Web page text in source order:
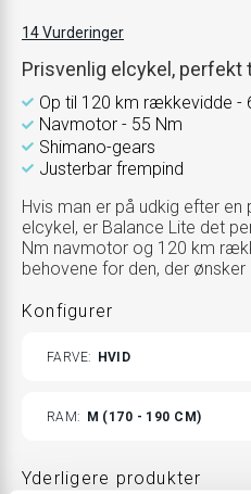
14Vurderinger
Prisvenlig elcykel, perfekt
Op til 120 km rækkevidde -
Navmotor - 55 Nm
Shimano-gears
Justerbar frempind
Hvis man er på udkig efter en
elcykel, er Balance Lite det
Nm navmotor og 120 km
behovene for den, der
Konfigurer
FARVE HVIDTOGGLE
RAM M (170 - 190 CM)TOGGLE
Yderligere produkter